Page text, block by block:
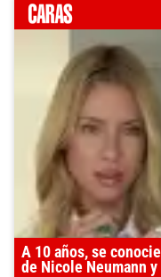
A 10 años, se
de Nicole Neumann